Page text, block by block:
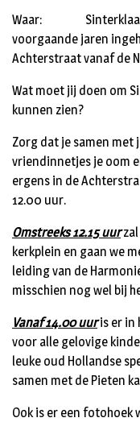
Waar: Sinterklaas
voorgaande jaren
Achterstraat vanaf de
Wat moet jij doen om
kunnen zien?
Zorg dat je samen met
vriendinnetjes je oom
ergens in de
12.00 uur.
Omstreeks 12.15 uurzal
kerkplein en gaan we
leiding van de
misschien nog wel bij
Vanaf 14.00 uuris er in
voor alle gelovige
leuke oud Hollandse
samen met de Pieten
Ook is er een fotohoek